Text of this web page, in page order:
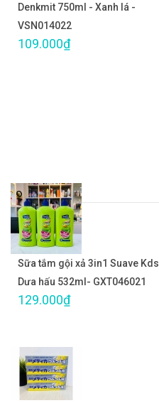
Denkmit 750ml - Xanh lá -
VSN014022
109.000₫
Sữa tắm gội xả 3in1 Suave Kds
Dưa hấu 532ml- GXT046021
129.000₫